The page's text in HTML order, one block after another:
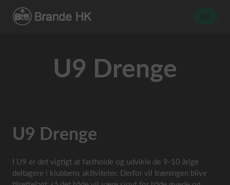
U9 Drenge
U9 Drenge
I U9 er det vigtigt at fastholde og udvikle de 9-10 årige
deltagere i klubbens aktiviteter. Derfor vil træningen blive